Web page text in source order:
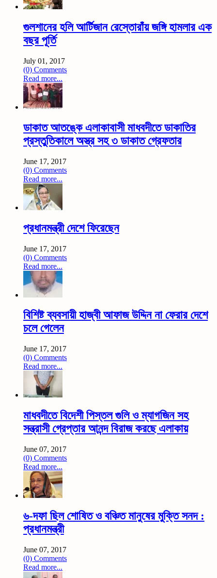
গুলশানের হলি আর্টিজান রেস্তোরাঁয় জঙ্গি হামলার এক
বছর পূর্তি
July 01, 2017
(0) Comments
Read more...
ডাকাত আতঙ্কে এলাকাবাসী মাধবদীতে ডাকাতির
প্রস্তুতিকালে অস্ত্র সহ ৩ ডাকাত গ্রেফতার
June 17, 2017
(0) Comments
Read more...
প্রধানমন্ত্রী দেশে ফিরেছেন
June 17, 2017
(0) Comments
Read more...
বিশিষ্ট ব্যবসায়ী হাজ্বী আফাজ উদ্দিন না ফেরার দেশে
চলে গেলেন
June 17, 2017
(0) Comments
Read more...
মাধবদীতে বিদেশী পিস্তল গুলি ও ম্যাগজিন সহ
সন্ত্রাসী গ্রেপ্তার আনন্দ বিরাজ করছে এলাকায়
June 07, 2017
(0) Comments
Read more...
৬-দফা ছিল শোষিত ও বঞ্চিত মানুষের মুক্তি সনদ :
প্রধানমন্ত্রী
June 07, 2017
(0) Comments
Read more...